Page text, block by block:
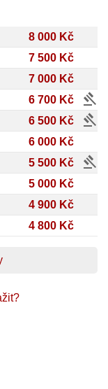
8 000 Kč
7 500 Kč
7 000 Kč
6 700 Kč gavel
6 500 Kč gavel
6 000 Kč
5 500 Kč gavel
5 000 Kč
4 900 Kč
4 800 Kč